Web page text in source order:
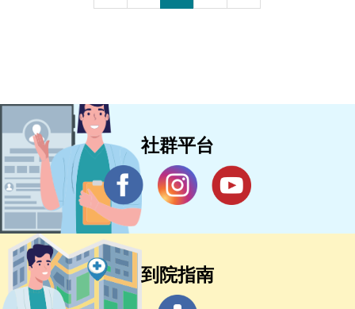
社群平台
到院指南